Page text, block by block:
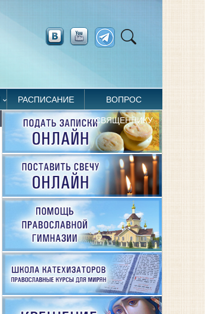
РАСПИСАНИЕ ВОПРОС
СВЯЩЕННИКУ